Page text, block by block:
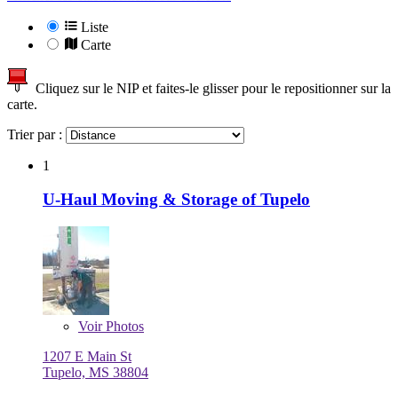
Liste
Carte
Cliquez sur le NIP et faites-le glisser pour le repositionner sur la
carte.
Trier par :
1
U-Haul Moving & Storage of Tupelo
VoirPhotos
1207 E Main St
Tupelo, MS 38804